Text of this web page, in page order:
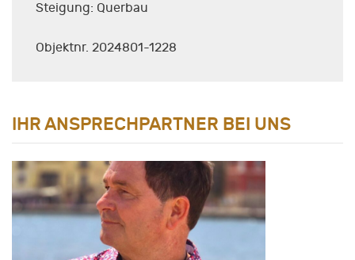
Steigung: Querbau
Objektnr. 2024801-1228
IHR ANSPRECHPARTNER BEI UNS